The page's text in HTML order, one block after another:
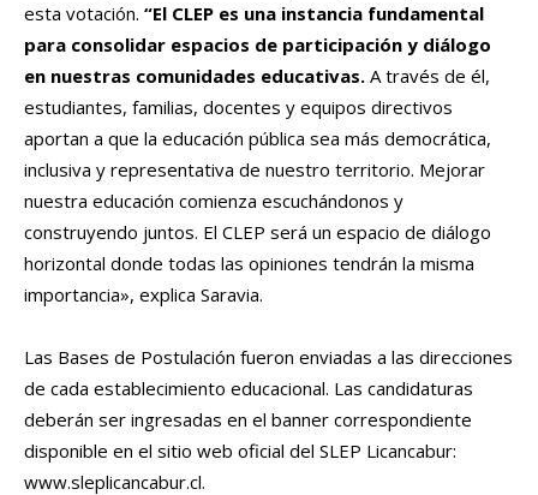
esta votación. “El CLEP es una instancia fundamental
para consolidar espacios de participación y diálogo
en nuestras comunidades educativas. A través de él,
estudiantes, familias, docentes y equipos directivos
aportan a que la educación pública sea más democrática,
inclusiva y representativa de nuestro territorio. Mejorar
nuestra educación comienza escuchándonos y
construyendo juntos. El CLEP será un espacio de diálogo
horizontal donde todas las opiniones tendrán la misma
importancia», explica Saravia.
Las Bases de Postulación fueron enviadas a las direcciones
de cada establecimiento educacional. Las candidaturas
deberán ser ingresadas en el banner correspondiente
disponible en el sitio web oficial del SLEP Licancabur:
www.sleplicancabur.cl.